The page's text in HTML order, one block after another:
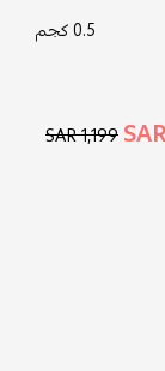
0.5 كجم
1,199 SAR